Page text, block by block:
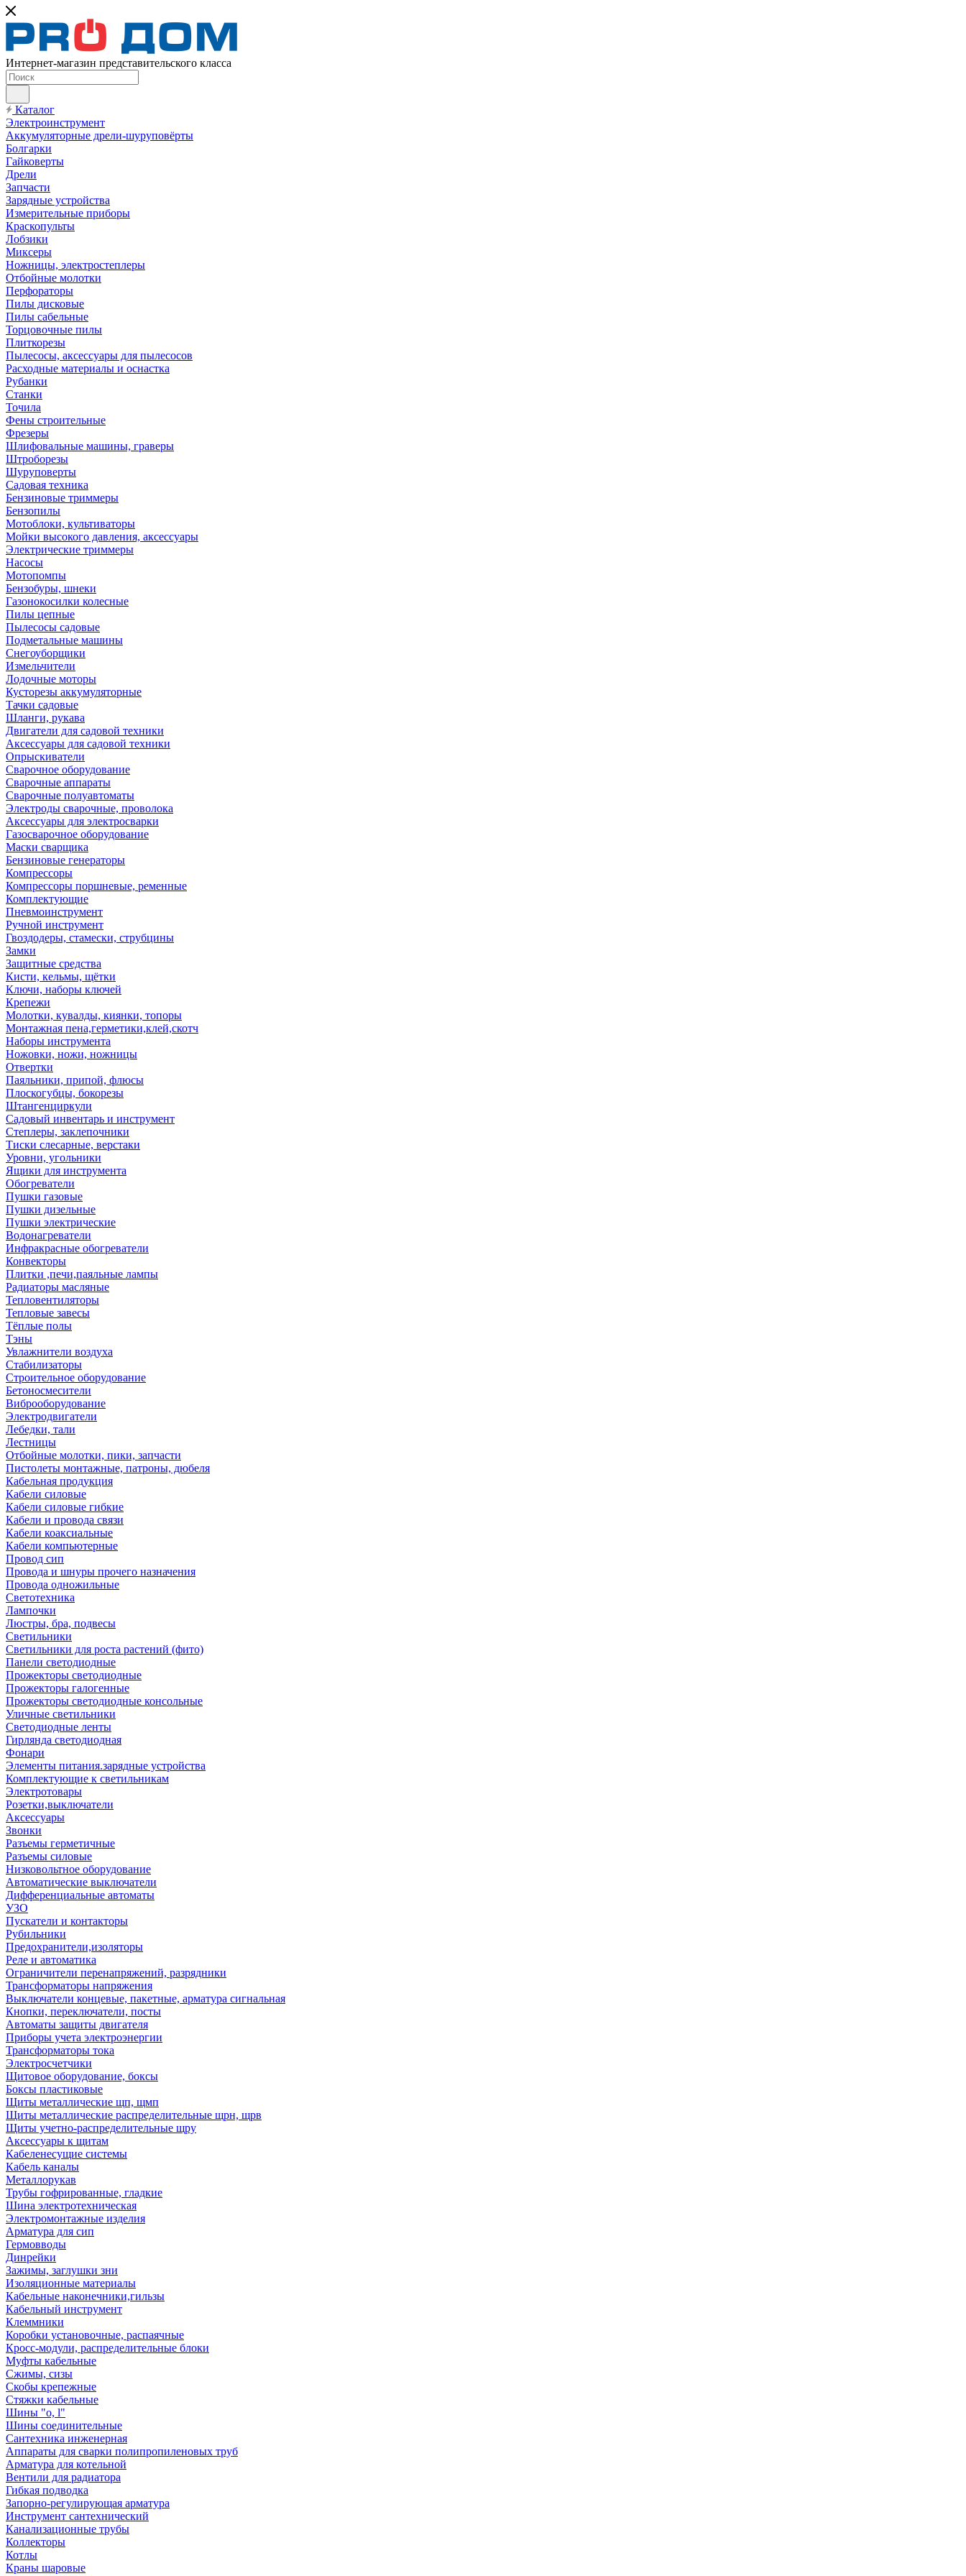
Интернет-магазин представительского класса
Каталог
Электроинструмент
Аккумуляторные дрели-шуруповёрты
Болгарки
Гайковерты
Дрели
Запчасти
Зарядные устройства
Измерительные приборы
Краскопульты
Лобзики
Миксеры
Ножницы, электростеплеры
Отбойные молотки
Перфораторы
Пилы дисковые
Пилы сабельные
Торцовочные пилы
Плиткорезы
Пылесосы, аксессуары для пылесосов
Расходные материалы и оснастка
Рубанки
Станки
Точила
Фены строительные
Фрезеры
Шлифовальные машины, граверы
Штроборезы
Шуруповерты
Садовая техника
Бензиновые триммеры
Бензопилы
Мотоблоки, культиваторы
Мойки высокого давления, аксессуары
Электрические триммеры
Насосы
Мотопомпы
Бензобуры, шнеки
Газонокосилки колесные
Пилы цепные
Пылесосы садовые
Подметальные машины
Снегоуборщики
Измельчители
Лодочные моторы
Кусторезы аккумуляторные
Тачки садовые
Шланги, рукава
Двигатели для садовой техники
Аксессуары для садовой техники
Опрыскиватели
Сварочное оборудование
Сварочные аппараты
Сварочные полуавтоматы
Электроды сварочные, проволока
Аксессуары для электросварки
Газосварочное оборудование
Маски сварщика
Бензиновые генераторы
Компрессоры
Компрессоры поршневые, ременные
Комплектующие
Пневмоинструмент
Ручной инструмент
Гвоздодеры, стамески, струбцины
Замки
Защитные средства
Кисти, кельмы, щётки
Ключи, наборы ключей
Крепежи
Молотки, кувалды, киянки, топоры
Монтажная пена,герметики,клей,скотч
Наборы инструмента
Ножовки, ножи, ножницы
Отвертки
Паяльники, припой, флюсы
Плоскогубцы, бокорезы
Штангенциркули
Садовый инвентарь и инструмент
Степлеры, заклепочники
Тиски слесарные, верстаки
Уровни, угольники
Ящики для инструмента
Обогреватели
Пушки газовые
Пушки дизельные
Пушки электрические
Водонагреватели
Инфракрасные обогреватели
Конвекторы
Плитки ,печи,паяльные лампы
Радиаторы масляные
Тепловентиляторы
Тепловые завесы
Тёплые полы
Тэны
Увлажнители воздуха
Стабилизаторы
Строительное оборудование
Бетоносмесители
Виброоборудование
Электродвигатели
Лебедки, тали
Лестницы
Отбойные молотки, пики, запчасти
Пистолеты монтажные, патроны, дюбеля
Кабельная продукция
Кабели силовые
Кабели силовые гибкие
Кабели и провода связи
Кабели коаксиальные
Кабели компьютерные
Провод сип
Провода и шнуры прочего назначения
Провода одножильные
Светотехника
Лампочки
Люстры, бра, подвесы
Светильники
Светильники для роста растений (фито)
Панели светодиодные
Прожекторы светодиодные
Прожекторы галогенные
Прожекторы светодиодные консольные
Уличные светильники
Светодиодные ленты
Гирлянда светодиодная
Фонари
Элементы питания.зарядные устройства
Комплектующие к светильникам
Электротовары
Розетки,выключатели
Аксессуары
Звонки
Разъемы герметичные
Разъемы силовые
Низковольтное оборудование
Автоматические выключатели
Дифференциальные автоматы
УЗО
Пускатели и контакторы
Рубильники
Предохранители,изоляторы
Реле и автоматика
Ограничители перенапряжений, разрядники
Трансформаторы напряжения
Выключатели концевые, пакетные, арматура сигнальная
Кнопки, переключатели, посты
Автоматы защиты двигателя
Приборы учета электроэнергии
Трансформаторы тока
Электросчетчики
Щитовое оборудование, боксы
Боксы пластиковые
Щиты металлические щп, щмп
Щиты металлические распределительные щрн, щрв
Щиты учетно-распределительные щру
Аксессуары к щитам
Кабеленесущие системы
Кабель каналы
Металлорукав
Трубы гофрированные, гладкие
Шина электротехническая
Электромонтажные изделия
Арматура для сип
Гермовводы
Динрейки
Зажимы, заглушки зни
Изоляционные материалы
Кабельные наконечники,гильзы
Кабельный инструмент
Клеммники
Коробки установочные, распаячные
Кросс-модули, распределительные блоки
Муфты кабельные
Сжимы, сизы
Скобы крепежные
Стяжки кабельные
Шины "o, l"
Шины соединительные
Сантехника инженерная
Аппараты для сварки полипропиленовых труб
Арматура для котельной
Вентили для радиатора
Гибкая подводка
Запорно-регулирующая арматура
Инструмент сантехнический
Канализационные трубы
Коллекторы
Котлы
Краны шаровые